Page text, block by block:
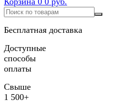
Бесплатная доставка
Доступные
способы
оплаты
Свыше
1 500+